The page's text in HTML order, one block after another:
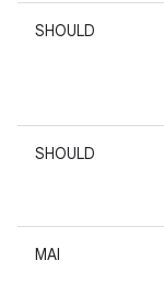
SHOULD
SHOULD
MAI